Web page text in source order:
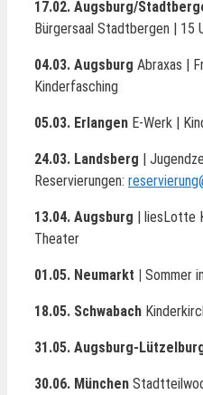
17.02. Augsburg/
Bürgersaal Stadtbergen | 15
04.03. Augsburg Abraxas |
Kinderfasching
05.03. Erlangen E-Werk |
24.03. Landsberg |
Reservierungen:
13.04. Augsburg | liesLotte
Theater
01.05. Neumarkt | Sommer
18.05. Schwabach
31.05. Augsburg-
30.06. München